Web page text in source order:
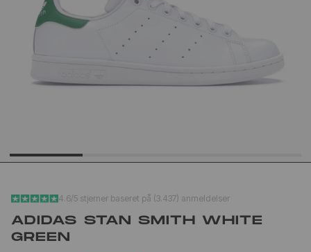
YEEZY SLIDE YS-01
499kr650kr
4.6/5 stjerner baseret på (3.437) anmeldelser
ADIDAS STAN SMITH WHITE
GREEN